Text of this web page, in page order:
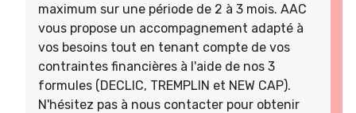
maximum sur une période de 2 à 3 mois. AAC
vous propose un accompagnement adapté à
vos besoins tout en tenant compte de vos
contraintes financières à l'aide de nos 3
formules (DECLIC, TREMPLIN et NEW CAP).
N'hésitez pas à nous contacter pour obtenir